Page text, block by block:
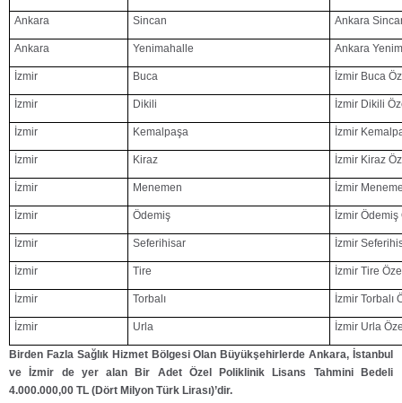
Ankara Sincan Ankara
Ankara Yenimahalle Ankara
İzmir Buca İzmir Buca
İzmir Dikili İzmir Dikili
İzmir Kemalpaşa İzmir
İzmir Kiraz İzmir Kiraz
İzmir Menemen İzmir
İzmir Ödemiş İzmir
İzmir Seferihisar İzmir
İzmir Tire İzmir Tire
İzmir Torbalı İzmir Torbalı
İzmir Urla İzmir Urla
Birden Fazla Sağlık Hizmet Bölgesi Olan Büyükşehirlerde Ankara, İstanbul
ve İzmir de yer alan Bir Adet Özel Poliklinik Lisans Tahmini Bedeli
4.000.000,00 TL (Dört Milyon Türk Lirası)’dir.